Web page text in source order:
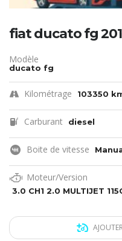
fiat ducato fg
Modèle
ducato fg
Kilométrage 103350
Carburant diesel
Boite de vitesse
Moteur/Version
3.0 CH1 2.0 MULTIJET